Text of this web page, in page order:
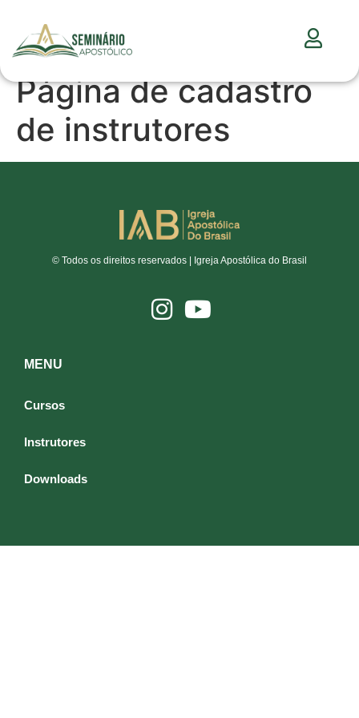
Página de cadastro
de instrutores
© Todos os direitos reservados | Igreja Apostólica do Brasil
MENU
Cursos
Instrutores
Downloads